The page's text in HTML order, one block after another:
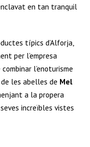
en tan tranquil
típics d’Alforja,
per l’empresa
l’enoturisme
de les abelles de Mel
a la propera
increïbles vistes